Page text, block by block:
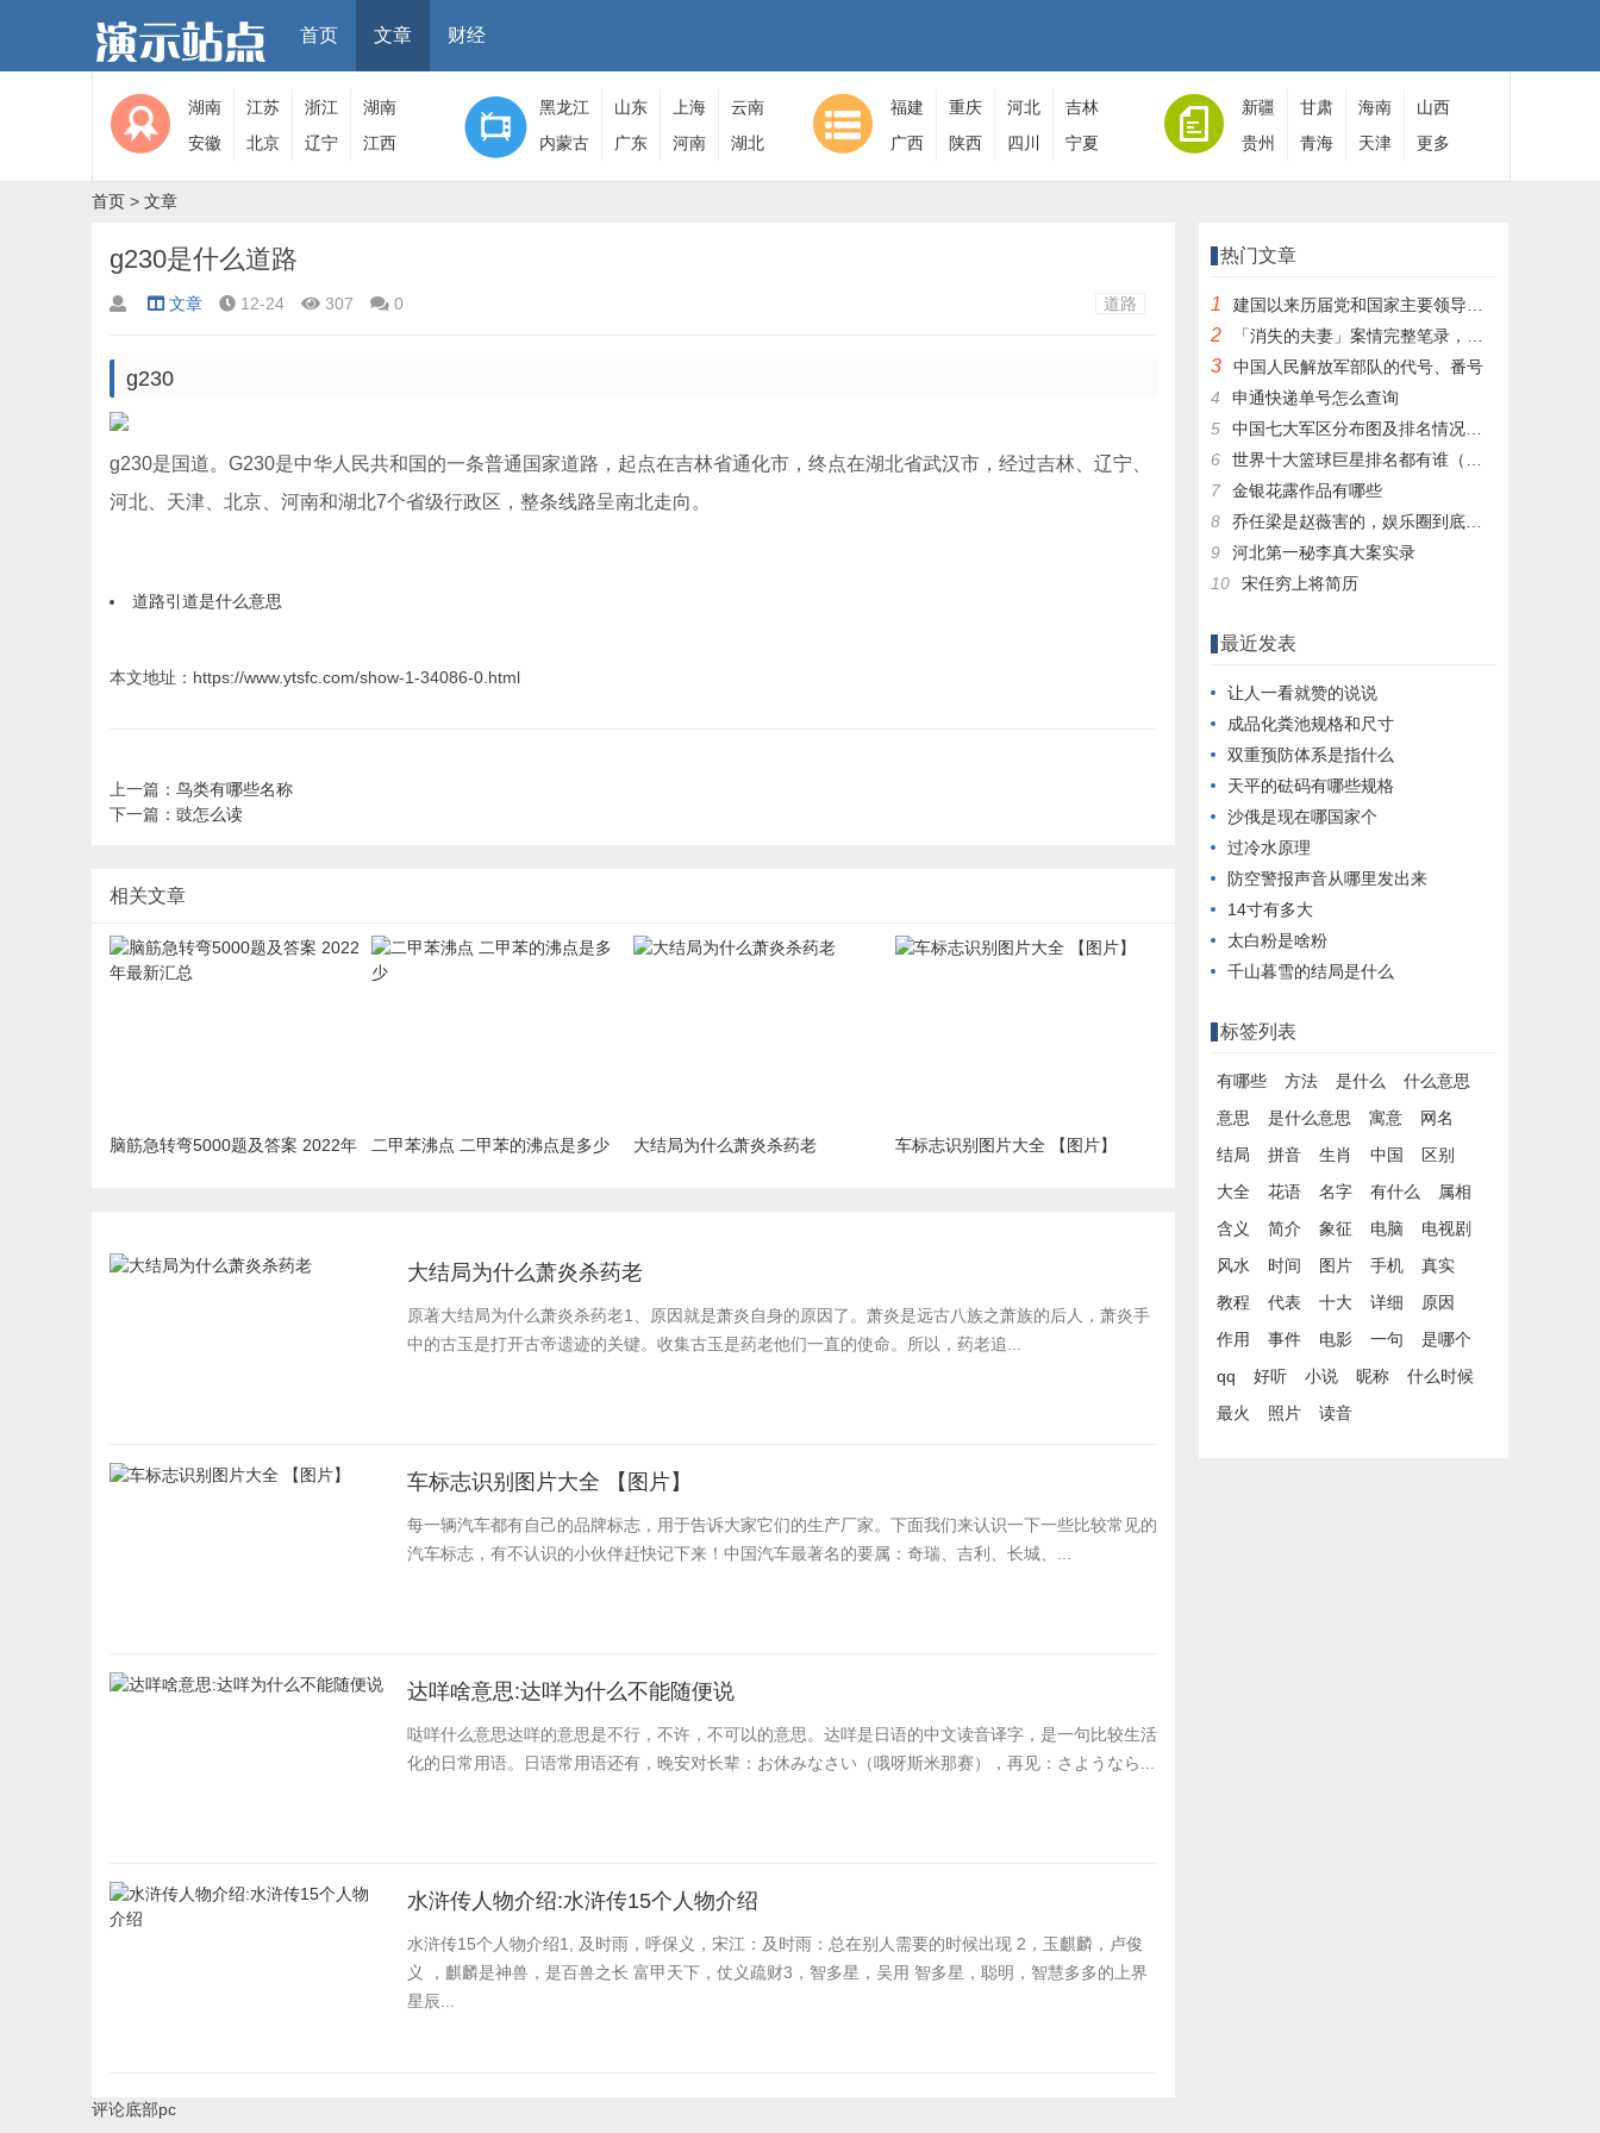
首页 文章 财经
湖南 江苏 浙江
湖南
安徽
北京 辽宁 江西
黑龙江 山东 上海
云南
内蒙古
广东 河南 湖北
福建 重庆 河北
吉林
广西
陕西 四川 宁夏
新疆 甘肃 海南
山西
贵州
青海 天津 更多
首页 > 文章
g230是什么道路
文章 12-24 307 0 道路
g230
g230是国道。G230是中华人民共和国的一条普通国家道路，起点在吉林省通化市，终点在湖北省武汉市，经过吉林、辽宁、
河北、天津、北京、河南和湖北7个省级行政区，整条线路呈南北走向。
道路引道是什么意思
本文地址：https://www.ytsfc.com/show-1-34086-0.html
上一篇： 鸟类有哪些名称
下一篇： 豉怎么读
相关文章
脑筋急转弯5000题及答案 2022年
二甲苯沸点 二甲苯的沸点是多少 大结局为什么萧炎杀药老 车标志识别图片大全 【图片】
大结局为什么萧炎杀药老
原著大结局为什么萧炎杀药老​1、原因就是萧炎自身的原因了。萧炎是远古八族之萧族的后人，萧炎手
中的古玉是打开古帝遗迹的关键。收集古玉是药老他们一直的使命。所以，药老追...
车标志识别图片大全 【图片】
每一辆汽车都有自己的品牌标志，用于告诉大家它们的生产厂家。下面我们来认识一下一些比较常见的
汽车标志，有不认识的小伙伴赶快记下来！中国汽车最著名的要属：奇瑞、吉利、长城、...
达咩啥意思:达咩为什么不能随便说
哒咩什么意思达咩的意思是不行，不许，不可以的意思。达咩是日语的中文读音译字，是一句比较生活
化的日常用语。日语常用语还有，晚安对长辈：お休みなさい（哦呀斯米那赛），再见：さようなら...
水浒传人物介绍:水浒传15个人物介绍
水浒传15个人物介绍1, 及时雨，呼保义，宋江：及时雨：总在别人需要的时候出现 2，玉麒麟，卢俊
义 ，麒麟是神兽，是百兽之长 富甲天下，仗义疏财3，智多星，吴用 智多星，聪明，智慧多多的上界
星辰...
评论底部pc
热门文章
1 建国以来历届党和国家主要领导人全名单
2 「消失的夫妻」案情完整笔录，凶手灭绝人性！|杀人狂魔004
3
中国人民解放军部队的代号、番号
4
申通快递单号怎么查询
5
中国七大军区分布图及排名情况详细解读！
6
世界十大篮球巨星排名都有谁（篮球排行榜前十名）
7
金银花露作品有哪些
8
乔任梁是赵薇害的，娱乐圈到底有多乱，昔日往事一件一件都被扒出，你是怎么
9
河北第一秘李真大案实录
10
宋任穷上将简历
最近发表
让人一看就赞的说说
成品化粪池规格和尺寸
双重预防体系是指什么
天平的砝码有哪些规格
沙俄是现在哪国家个
过冷水原理
防空警报声音从哪里发出来
14寸有多大
太白粉是啥粉
千山暮雪的结局是什么
标签列表
有哪些 方法 是什么
什么意思
意思
是什么意思 寓意
网名
结局
拼音 生肖 中国
区别
大全
花语 名字 有什么
属相
含义
简介 象征 电脑
电视剧
风水
时间 图片 手机
真实
教程
代表 十大 详细
原因
作用
事件 电影 一句
是哪个
qq
好听 小说 昵称
什么时候
最火
照片 读音